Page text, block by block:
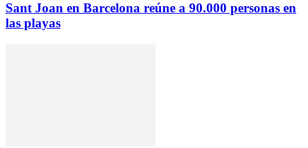
Sant Joan en Barcelona reúne a 90.000 personas en
las playas